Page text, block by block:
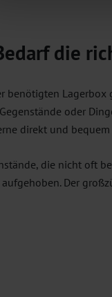
die
benötigten
oder
direkt und
die nicht oft
Der